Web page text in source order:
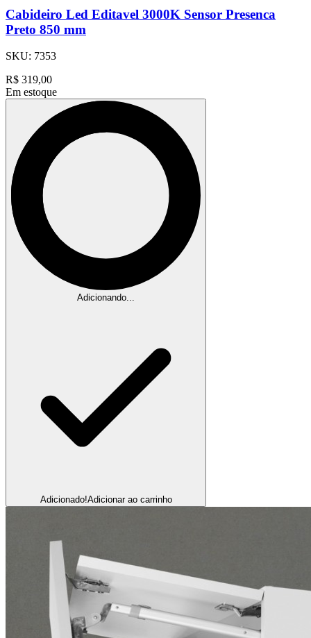
Cabideiro Led Editavel 3000K Sensor Presenca
Preto 850 mm
SKU: 7353
R$ 319,00
Em estoque
Adicionando...
Adicionado!Adicionar ao carrinho